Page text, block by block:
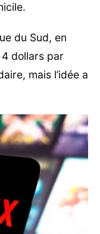
du Sud, en
dollars par
mais l’idée a